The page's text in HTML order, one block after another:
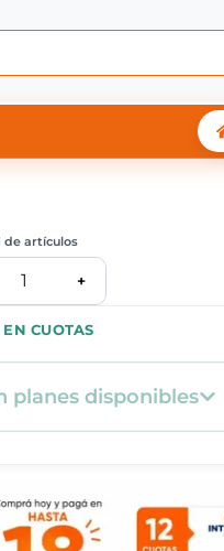
EN CUOTAS
planes disponibles
de artículos
1 +